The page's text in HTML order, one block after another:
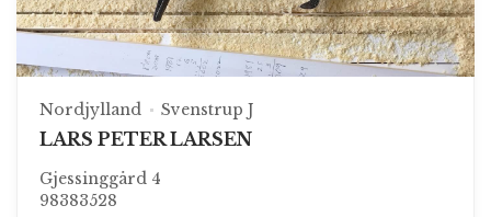
Nordjylland Svenstrup J
LARS PETER LARSEN
Gjessinggård 4
98383528